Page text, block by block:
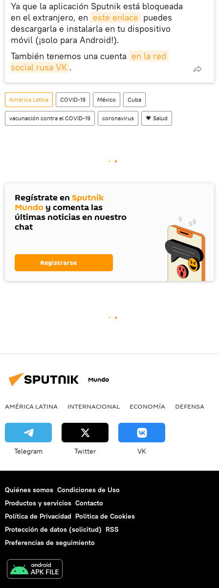
Ya que la aplicación Sputnik está bloqueada
en el extranjero, en este enlace puedes
descargarla e instalarla en tu dispositivo
móvil (¡solo para Android!).
También tenemos una cuenta en la red
social rusa VK .
América Latina COVID-19 México Cuba
vacunación contra el COVID-19 coronavirus 💗 Salud
Regístrate en Sputnik
Mundo y comenta las
últimas noticias en nuestro
chat
Registrarse
Mundo
AMÉRICA LATINA INTERNACIONAL ECONOMÍA DEFENSA
Telegram Twitter VK
Quiénes somos Condiciones de Uso
Productos y servicios Contacto
Política de Privacidad Politica de Cookies
Protección de datos (solicitud) RSS
Preferencias de seguimiento